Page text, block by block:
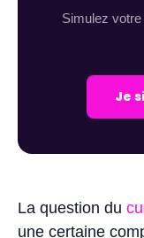
Simulez
Je
La question du
une certaine